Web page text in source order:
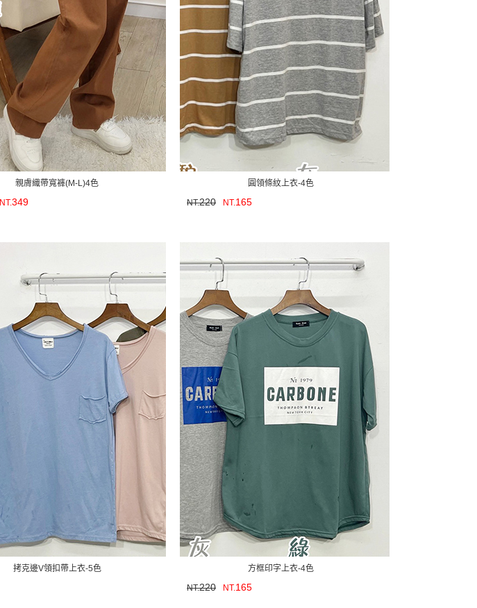
親膚織帶寬褲(M-L)4色
NT.349
圓領條紋上衣-4色
NT.220 NT.165
拷克邊V領扣帶上衣-5色
方框印字上衣-4色
NT.220 NT.165